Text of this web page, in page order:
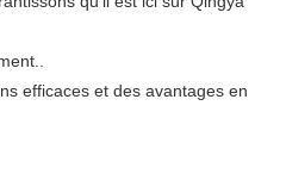
efficaces et des avantages en